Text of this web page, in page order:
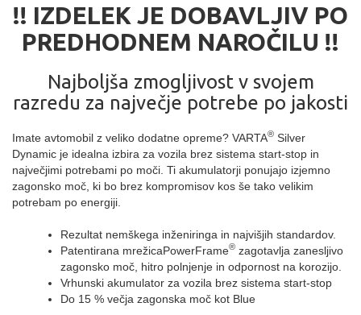
!! IZDELEK JE DOBAVLJIV PO
PREDHODNEM NAROČILU !!
Najboljša zmogljivost v svojem
razredu za največje potrebe po jakosti
Imate avtomobil z veliko dodatne opreme? VARTA® Silver
Dynamic je idealna izbira za vozila brez sistema start-stop in
največjimi potrebami po moči. Ti akumulatorji ponujajo izjemno
zagonsko moč, ki bo brez kompromisov kos še tako velikim
potrebam po energiji.
Rezultat nemškega inženiringa in najvišjih standardov.
Patentirana mrežicaPowerFrame® zagotavlja zanesljivo
zagonsko moč, hitro polnjenje in odpornost na korozijo.
Vrhunski akumulator za vozila brez sistema start-stop
Do 15 % večja zagonska moč kot Blue